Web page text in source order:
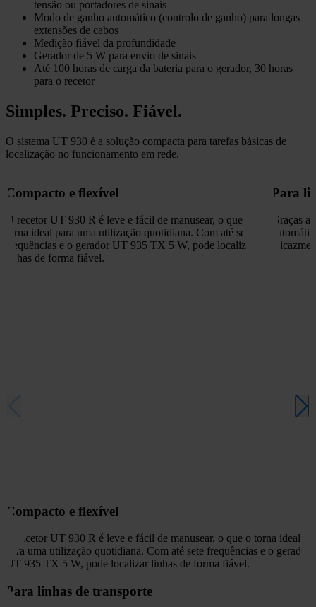
tensão ou portadores de sinais
Modo de ganho automático (controlo de ganho) para longas
extensões de cabos
Medição fiável da profundidade
Gerador de 5 W para envio de sinais
Até 100 horas de carga da bateria para o gerador, 30 horas
para o recetor
Simples. Preciso. Fiável.
O sistema UT 930 é a solução compacta para tarefas básicas de
localização no funcionamento em rede.
Compacto e flexível
O recetor UT 930 R é leve e fácil de manusear, o que o
torna ideal para uma utilização quotidiana. Com até sete
frequências e o gerador UT 935 TX 5 W, pode localizar
linhas de forma fiável.
Para
Graças
Compacto e flexível
O recetor UT 930 R é leve e fácil de manusear, o que o torna ideal
para uma utilização quotidiana. Com até sete frequências e o gerador
UT 935 TX 5 W, pode localizar linhas de forma fiável.
Para linhas de transporte